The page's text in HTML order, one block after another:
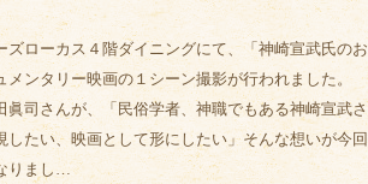
ズローカス４階ダイニングにて、「神崎宣武氏のお
ンタリー映画の１シーン撮影が行われました。
眞司さんが、「民俗学者、神職でもある神崎宣武さ
したい、映画として形にしたい」そんな想いが今回
りまし…